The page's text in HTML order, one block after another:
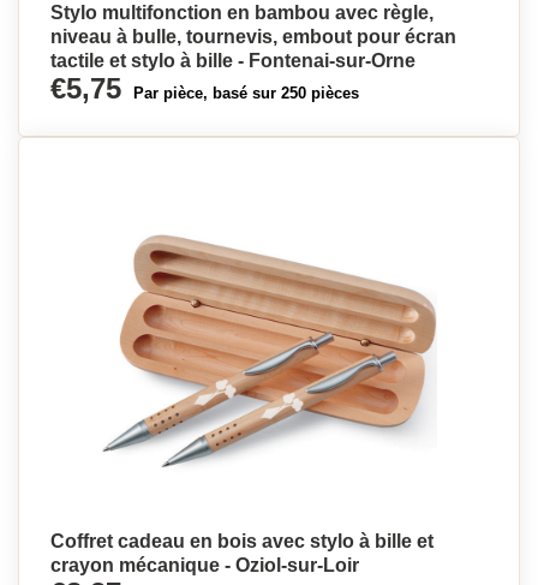
Stylo multifonction en bambou avec règle,
niveau à bulle, tournevis, embout pour écran
tactile et stylo à bille - Fontenai-sur-Orne
€5,75 Par pièce, basé sur 250 pièces
Coffret cadeau en bois avec stylo à bille et
crayon mécanique - Oziol-sur-Loir